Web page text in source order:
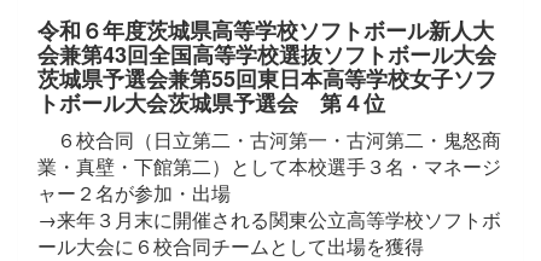
令和６年度茨城県高等学校ソフトボール新人大
会兼第43回全国高等学校選抜ソフトボール大会
茨城県予選会兼第55回東日本高等学校女子ソフ
トボール大会茨城県予選会 第４位
６校合同（日立第二・古河第一・古河第二・鬼怒商
業・真壁・下館第二）として本校選手３名・マネージ
ャー２名が参加・出場
→来年３月末に開催される関東公立高等学校ソフトボ
ール大会に６校合同チームとして出場を獲得